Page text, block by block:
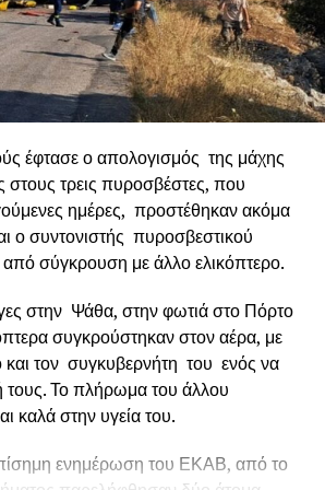
για το κρίσιμο βήμα που φέρνει το
κοντά στην υλοποίησή του.
κ.Βασίλης Γκίζαςδήλωσε
του Κάστρου Ναυπάκτου
έφτασε ο απολογισμός της μάχης
τρεις πυροσβέστες, που
ημέρες, προστέθηκαν ακόμα
ο συντονιστής πυροσβεστικού
σύγκρουση με άλλο ελικόπτερο.
στην Ψάθα, στην φωτιά στο Πόρτο
συγκρούστηκαν στον αέρα, με
και τον συγκυβερνήτη του ενός να
τους. Το πλήρωμα του άλλου
καλά στην υγεία του.
ενημέρωση του ΕΚΑΒ, από το